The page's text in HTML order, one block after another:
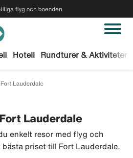
flyg och boenden
Hotell Rundturer & Aktiviteter
Fort Lauderdale
Lauderdale
enkelt resor med flyg och
priset till Fort Lauderdale.